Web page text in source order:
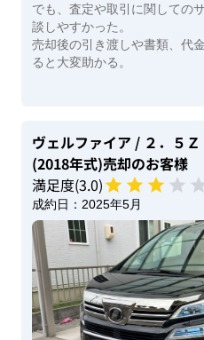
でも、査定や取引に関しての
談しやすかった。
売却後の引き渡しや書類、代
ると大変助かる。
ヴェルファイア / ２．５
(2018年式)売却のお客様
満足度(3.0)
成約日： 2025年5月